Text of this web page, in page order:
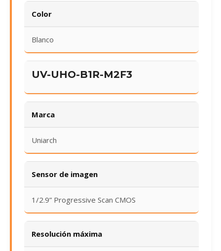
Color
Blanco
UV-UHO-B1R-M2F3
Marca
Uniarch
Sensor de imagen
1/2.9” Progressive Scan CMOS
Resolución máxima